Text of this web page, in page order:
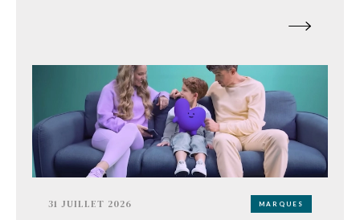
31 JUILLET 2026 MARQUES